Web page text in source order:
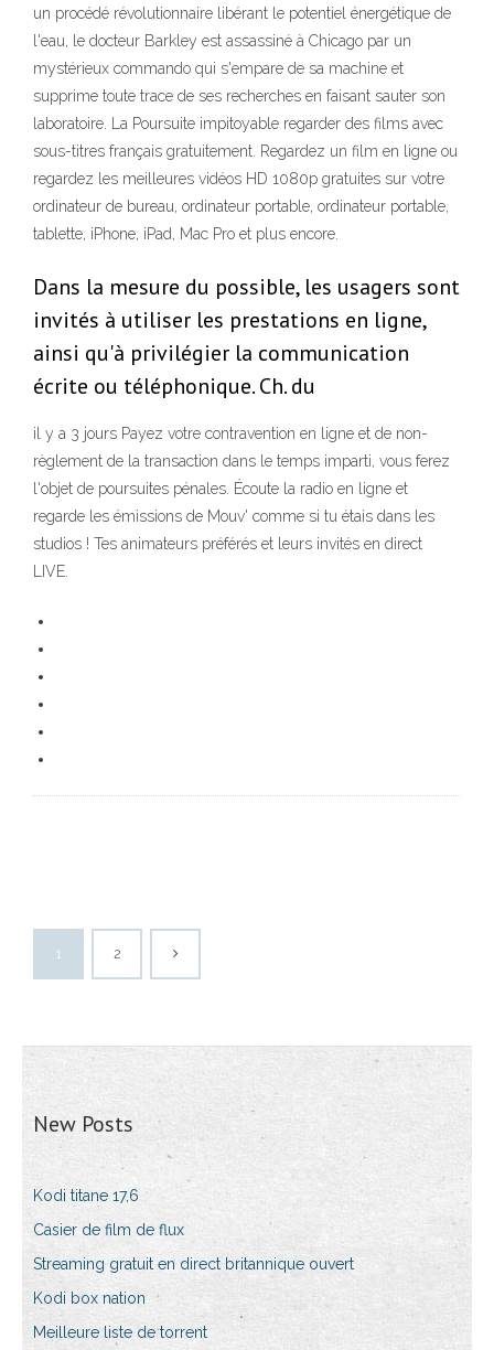
un procédé révolutionnaire libérant le potentiel énergétique de
l'eau, le docteur Barkley est assassiné à Chicago par un
mystérieux commando qui s'empare de sa machine et
supprime toute trace de ses recherches en faisant sauter son
laboratoire. La Poursuite impitoyable regarder des films avec
sous-titres français gratuitement. Regardez un film en ligne ou
regardez les meilleures vidéos HD 1080p gratuites sur votre
ordinateur de bureau, ordinateur portable, ordinateur portable,
tablette, iPhone, iPad, Mac Pro et plus encore.
Dans la mesure du possible, les usagers sont
invités à utiliser les prestations en ligne,
ainsi qu'à privilégier la communication
écrite ou téléphonique. Ch. du
il y a 3 jours Payez votre contravention en ligne et de non-
règlement de la transaction dans le temps imparti, vous ferez
l'objet de poursuites pénales. Écoute la radio en ligne et
regarde les émissions de Mouv' comme si tu étais dans les
studios ! Tes animateurs préférés et leurs invités en direct
LIVE.
1 2
New Posts
Kodi titane 17,6
Casier de film de flux
Streaming gratuit en direct britannique ouvert
Kodi box nation
Meilleure liste de torrent